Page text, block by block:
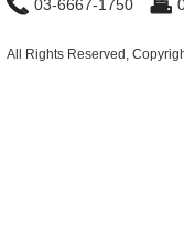
03-6667-1750
All Rights Reserved,